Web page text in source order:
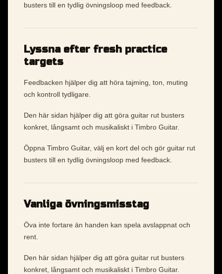
busters till en tydlig övningsloop med feedback.
Lyssna efter fresh practice
targets
Feedbacken hjälper dig att höra tajming, ton, muting
och kontroll tydligare.
Den här sidan hjälper dig att göra guitar rut busters
konkret, långsamt och musikaliskt i Timbro Guitar.
Öppna Timbro Guitar, välj en kort del och gör guitar rut
busters till en tydlig övningsloop med feedback.
Vanliga övningsmisstag
Öva inte fortare än handen kan spela avslappnat och
rent.
Den här sidan hjälper dig att göra guitar rut busters
konkret, långsamt och musikaliskt i Timbro Guitar.